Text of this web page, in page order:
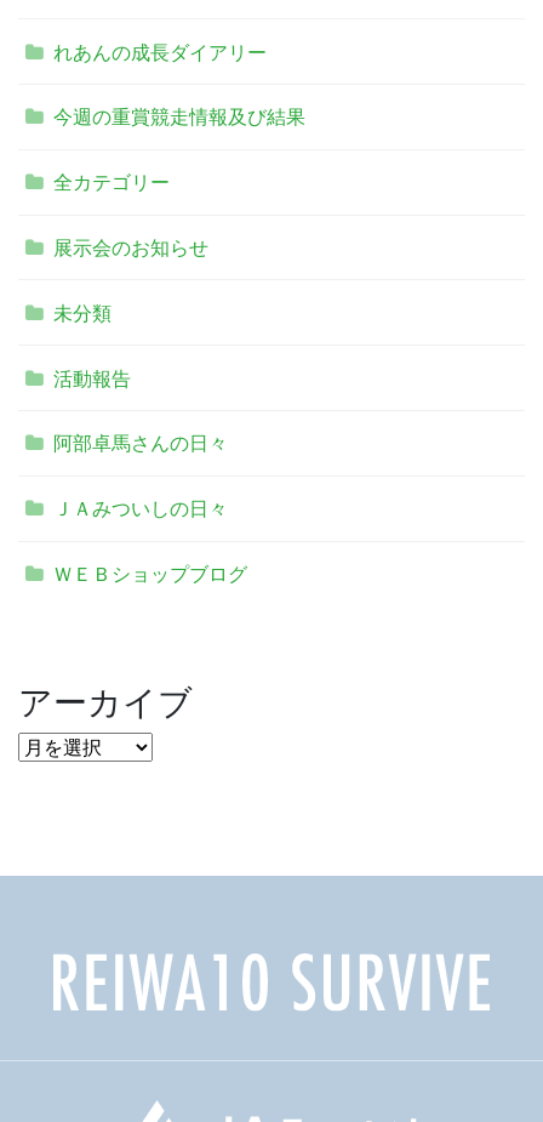
れあんの成長ダイアリー
今週の重賞競走情報及び結果
全カテゴリー
展示会のお知らせ
未分類
活動報告
阿部卓馬さんの日々
ＪＡみついしの日々
ＷＥＢショップブログ
アーカイブ
ア